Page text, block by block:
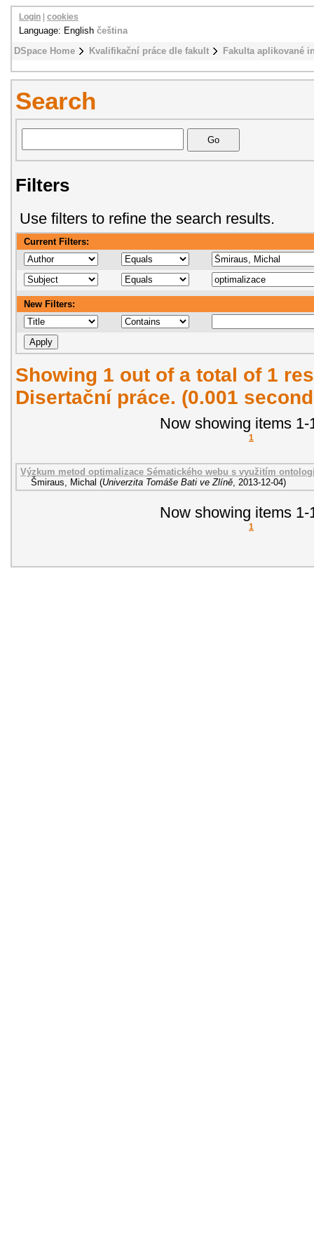
DSpace Home Kvalifikační práce dle fakult Fakulta aplikované
Login cookies
Language: English čeština
Search
Filters
Use filters to refine the search results.
Current Filters:
New Filters:
Showing 1 out of a total of 1
Disertační práce. (0.001
Now showing items 1-
1
Výzkum metod optimalizace Sématického webu s využitím
Šmiraus, Michal (Univerzita Tomáše Bati ve Zlíně, 2013-12-04)
Now showing items 1-
1